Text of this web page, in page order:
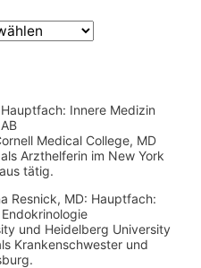
Hauptfach: Innere Medizin
Medical College, MD
Arzthelferin im New York
tätig.
Resnick, MD: Hauptfach:
und Heidelberg University
Krankenschwester und